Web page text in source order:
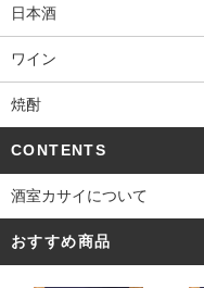
日本酒
ワイン
焼酎
CONTENTS
酒室カサイについて
おすすめ商品